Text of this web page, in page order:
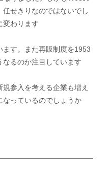
せきりなのではないでし
変わります
す。また再販制度を1953
るのか注目しています
参入を考える企業も増え
なっているのでしょうか